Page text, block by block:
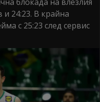
и 24:23. В крайна
с 25:23 след сервис